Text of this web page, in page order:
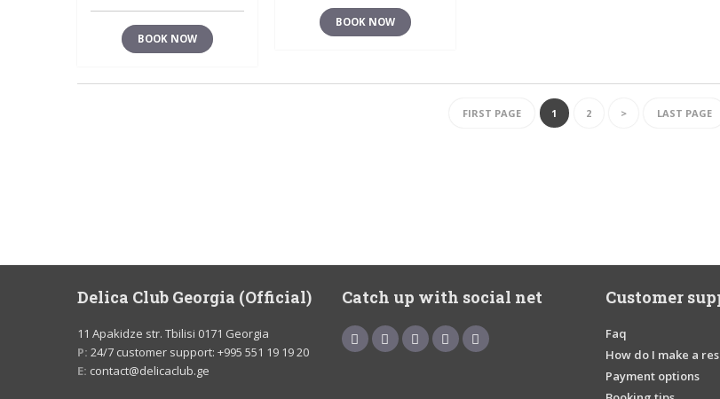
BOOK NOW
BOOK NOW
FIRST PAGE 1 2 > LAST PAGE
Delica Club Georgia (Official)
11 Apakidze str. Tbilisi 0171 Georgia
P: 24/7 customer support: +995 551 19 19 20
E: contact@delicaclub.ge
Catch up with social net Customer
Faq
How do I make a
Payment options